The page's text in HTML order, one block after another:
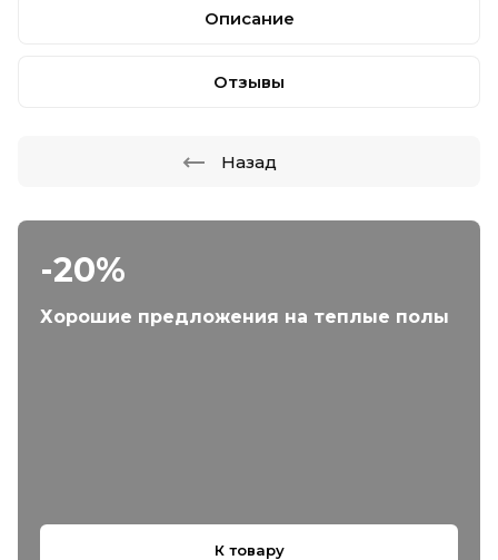
-20%
Хорошие предложения на теплые полы
К товару
Описание
Отзывы
Назад